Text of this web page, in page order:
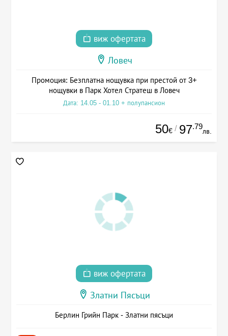
виж офертата
Ловеч
Промоция: Безплатна нощувка при престой от 3+
нощувки в Парк Хотел Стратеш в Ловеч
Дата: 14.05 - 01.10 + полупансион
50€ / 97.79
лв.
виж офертата
Златни Пясъци
Берлин Грийн Парк - Златни пясъци